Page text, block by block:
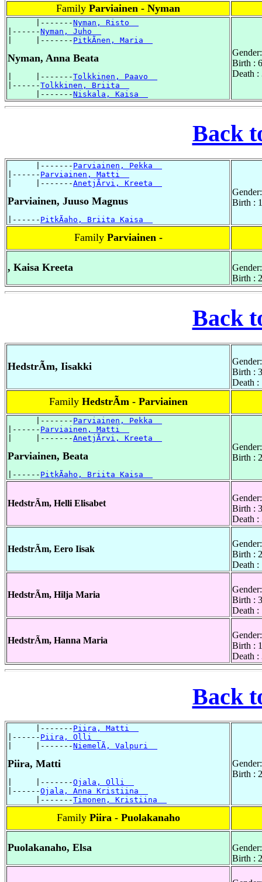
Family Parviainen - Nyman
      |-------
Nyman, Risto
|------Nyman, Juho
|     |------- PitkÃnen, Maria
Nyman, Anna Beata
|     |-------Tolkkinen, Paavo
|------Tolkkinen, Briita
      |-------
Niskala, Kaisa
Birth :
Death :
Back
      |-------
Parviainen, Pekka
|------ Parviainen, Matti
|     |-------AnetjÃrvi, Kreeta
Parviainen, Juuso Magnus
|------ PitkÃaho, Briita Kaisa
Birth :
Family Parviainen -
, Kaisa Kreeta
Birth :
Back
HedstrÃm, Iisakki
Birth :
Death :
Family HedstrÃm - Parviainen
      |-------
Parviainen, Pekka
|------ Parviainen, Matti
|     |-------AnetjÃrvi, Kreeta
Parviainen, Beata
|------ PitkÃaho, Briita Kaisa
Birth :
HedstrÃm, Helli Elisabet
Birth :
Death :
HedstrÃm, Eero Iisak
Birth :
Death :
HedstrÃm, Hilja Maria
Birth :
Death :
HedstrÃm, Hanna Maria
Birth :
Death :
Back
      |-------
Piira, Matti
|------ Piira, Olli
|     |-------NiemelÃ, Valpuri
Piira, Matti
|     |-------Ojala, Olli
|------Ojala, Anna Kristiina
      |-------
Timonen, Kristiina
Birth :
Family Piira - Puolakanaho
Puolakanaho, Elsa
Birth :